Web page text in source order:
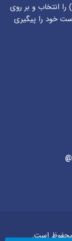
) را انتخاب و بر روی
خود را پیگیری